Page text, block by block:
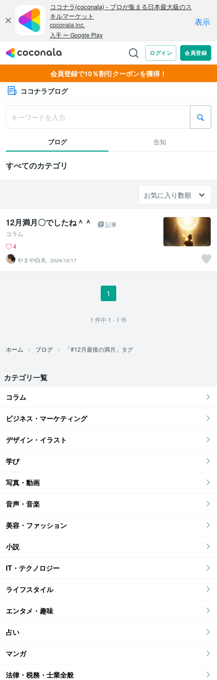
会員登録で10％割引クーポンを獲得！
ココナラブログ
ブログ 告知
すべてのカテゴリ
12月満月〇でしたね＾＾
記事
コラム
4
やまや白丸 2024/12/17
1
1 件中 1 - 1 件
ホーム ブログ 「#12月最後の満月」タグ
カテゴリ一覧
コラム
ビジネス・マーケティング
デザイン・イラスト
学び
写真・動画
音声・音楽
美容・ファッション
小説
IT・テクノロジー
ライフスタイル
エンタメ・趣味
占い
マンガ
法律・税務・士業全般